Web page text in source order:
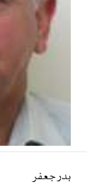
بدر جعفر